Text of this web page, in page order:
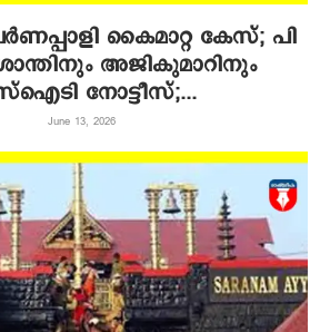
കൈമാറ്റ കേസ്; പി
അജികുമാറിനും
നോട്ടീസ്;...
June 13, 2026